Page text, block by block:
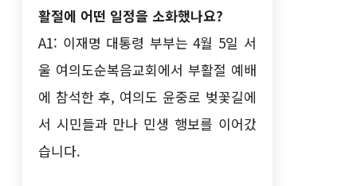
활절에 어떤 일정을 소화했나요?
A1: 이재명 대통령 부부는 4월 5일 서
울 여의도순복음교회에서 부활절 예배
에 참석한 후, 여의도 윤중로 벚꽃길에
서 시민들과 만나 민생 행보를 이어갔
습니다.